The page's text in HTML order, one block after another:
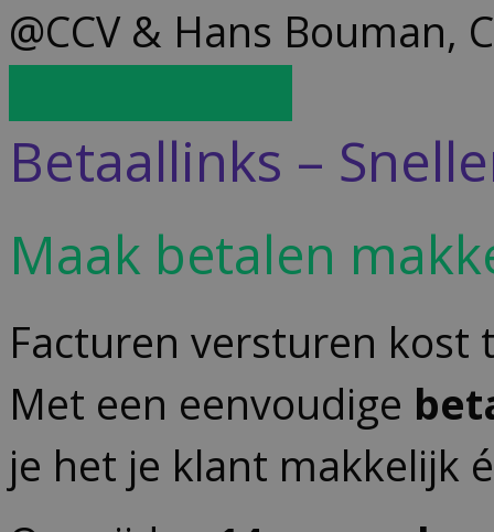
@CCV & Hans Bouman,
Betaallinks –
Maak betalen
Facturen versturen kost
Met een eenvoudige
je het je klant makkelijk